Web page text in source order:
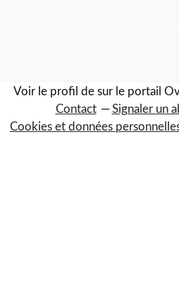
Voir le profil de sur le portail
Contact
Signaler un
Cookies et données